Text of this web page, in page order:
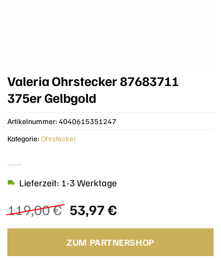
Valeria Ohrstecker 87683711
375er Gelbgold
119,00€ Ursprünglicher
Preis
war:
119,00 €
53,97€Aktueller
ist:
53,97 €.
Lieferzeit: 1-3 Werktage
ZUM PARTNERSHOP
Artikelnummer: 4040615351247
Kategorie: Ohrstecker